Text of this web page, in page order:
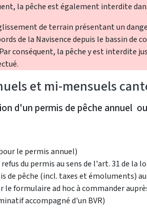
la pêche est également interdite
de terrain présentant un
de la Navisence depuis le bassin de
conséquent, la pêche y est interdite
et mi-mensuels
d'un permis de pêche annuel
le permis annuel)
du permis au sens de l'art. 31 de la
de pêche (incl. taxes et émoluments)
formulaire ad hoc à commander auprès
accompagné d'un BVR)